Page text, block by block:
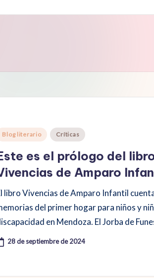
Blog literario Críticas
es el prólogo del
de Amparo
libro Vivencias de Amparo Infantil
del primer hogar para niños y
en Mendoza. El Jorba de
28 de septiembre de 2024